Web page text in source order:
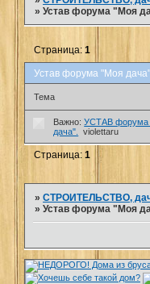
»Устав форума "Моя
Устав форума "Моя дача"
Страница:1
Тема
Важно: УСТАВ форума
дача".
violettaru
Страница:1
»СТРОИТЕЛЬСТВО,
»Устав форума "Моя